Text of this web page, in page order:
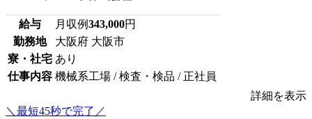
給与 月収例343,000円
勤務地
大阪府 大阪市
寮・社宅 あり
仕事内容 機械系工場 / 検査・検品 / 正社員
詳細を表示
＼最短45秒で完了／